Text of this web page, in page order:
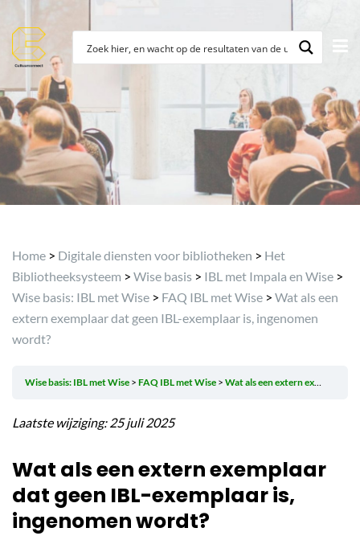
Archief
Home > Digitale diensten voor bibliotheken > Het
Bibliotheeksysteem > Wise basis > IBL met Impala en Wise >
Wise basis: IBL met Wise > FAQ IBL met Wise > Wat als een
extern exemplaar dat geen IBL-exemplaar is, ingenomen
wordt?
Wise basis: IBL met Wise FAQ IBL met Wise Wat als een extern exemplaar dat geen IBL-exemplaar is, ingenomen wordt?
Laatste wijziging: 25 juli 2025
Wat als een extern exemplaar
dat geen IBL-exemplaar is,
ingenomen wordt?